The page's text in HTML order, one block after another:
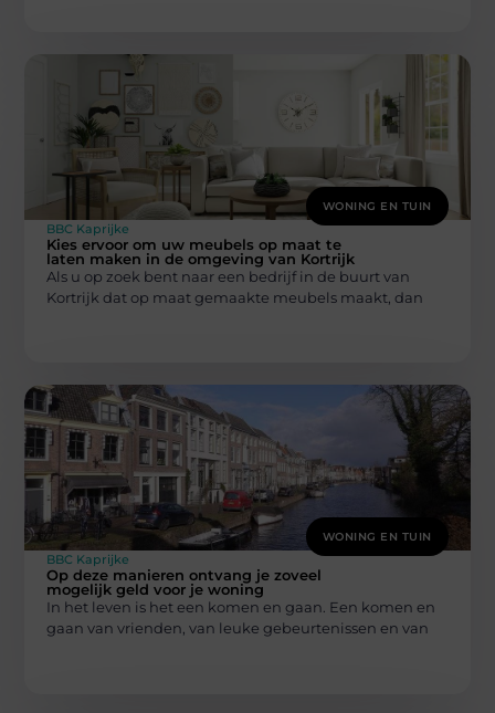
WONING EN TUIN
BBC Kaprijke
Kies ervoor om uw meubels op maat te
laten maken in de omgeving van Kortrijk
Als u op zoek bent naar een bedrijf in de buurt van
Kortrijk dat op maat gemaakte meubels maakt, dan
WONING EN TUIN
BBC Kaprijke
Op deze manieren ontvang je zoveel
mogelijk geld voor je woning
In het leven is het een komen en gaan. Een komen en
gaan van vrienden, van leuke gebeurtenissen en van